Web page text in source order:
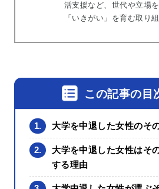
活支援など、世代や立場
「いきがい」を育む取り
この記事の目
1. 大学を中退した女性のそ
2.
大学を中退した女性はそ
する理由